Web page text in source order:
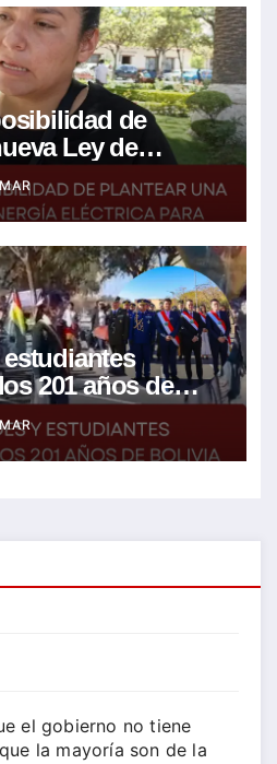
de
Ley de
para incluir la
201 años de
de un
el gobierno no tiene
la mayoría son de la